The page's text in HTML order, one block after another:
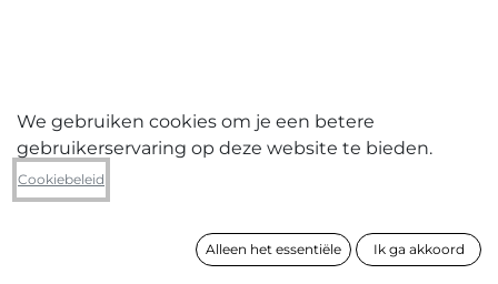
Cel Overberghe
zonder titel
80 x 80 cm
We gebruiken cookies om je een betere
gebruikerservaring op deze website te bieden.
Cookiebeleid
Alleen het essentiële Ik ga akkoord